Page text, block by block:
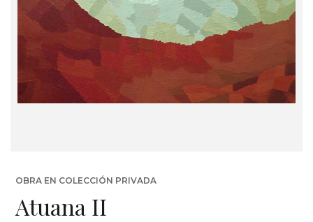
OBRA EN COLECCIÓN PRIVADA
Atuana II